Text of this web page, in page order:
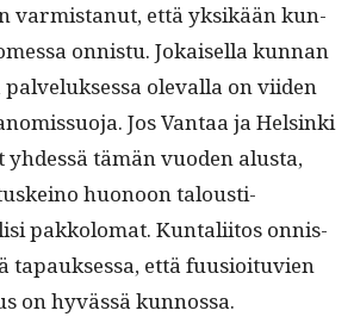
varmis­tanut, että yksikään kun­
onnis­tu. Jokaisel­la kun­nan
palveluk­ses­sa ole­val­la on viiden
Jos Van­taa ja Helsin­ki
yhdessä tämän vuo­den alus­ta,
huonoon talousti­
pakkolo­mat. Kun­tali­itos onnis­
tapauk­ses­sa, että fuu­sioitu­vien
on hyvässä kunnossa.